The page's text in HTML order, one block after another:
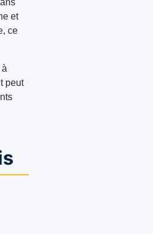
et
ce
peut